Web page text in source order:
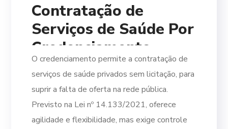
Contratação de
Serviços de Saúde Por
Credenciamento
O credenciamento permite a contratação de
serviços de saúde privados sem licitação, para
suprir a falta de oferta na rede pública.
Previsto na Lei nº 14.133/2021, oferece
agilidade e flexibilidade, mas exige controle